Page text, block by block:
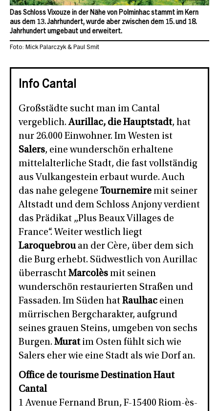
Das Schloss Vixouze in der Nähe von Polminhac stammt im Kern
aus dem 13. Jahrhundert, wurde aber zwischen dem 15. und 18.
Jahrhundert umgebaut und erweitert.
Foto: Mick Palarczyk & Paul Smit
Info Cantal
Großstädte sucht man im Cantal
vergeblich.Aurillac, die Hauptstadt, hat
nur 26.000 Einwohner. Im Westen ist
Salers, eine wunderschön erhaltene
mittelalterliche Stadt, die fast vollständig
aus Vulkangestein erbaut wurde. Auch
das nahe gelegene Tournemire mit seiner
Altstadt und dem Schloss Anjony verdient
das Prädikat „Plus Beaux Villages de
France“. Weiter westlich liegt
Laroquebrouan der Cère, über dem sich
die Burg erhebt. Südwestlich von Aurillac
überrascht Marcolès mit seinen
wunderschön restaurierten Straßen und
Fassaden. Im Süden hat Raulhac einen
mürrischen Bergcharakter, aufgrund
seines grauen Steins, umgeben von sechs
Burgen. Muratim Osten fühlt sich wie
Salers eher wie eine Stadt als wie Dorf an.
Office de tourisme Destination Haut
Cantal
1 Avenue Fernand Brun, F-15400 Riom-ès-